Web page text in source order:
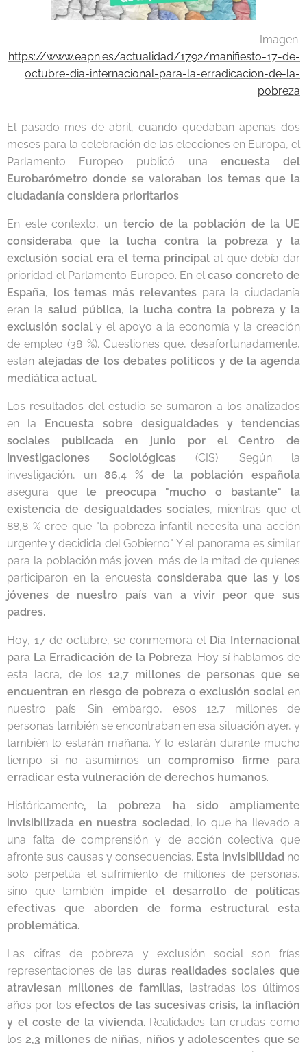
Imagen:
https://www.eapn.es/actualidad/1792/manifiesto-17-de-
octubre-dia-internacional-para-la-erradicacion-de-la-
pobreza
El pasado mes de abril, cuando quedaban apenas dos
meses para la celebración de las elecciones en Europa, el
Parlamento Europeo publicó una encuesta del
Eurobarómetro donde se valoraban los temas que la
ciudadanía considera prioritarios.
En este contexto, un tercio de la población de la UE
consideraba que la lucha contra la pobreza y la
exclusión social era el tema principal al que debía dar
prioridad el Parlamento Europeo. En el caso concreto de
España, los temas más relevantespara la ciudadanía
eran la salud pública, la lucha contra la pobreza y la
exclusión socialy el apoyo a la economía y la creación
de empleo (38 %). Cuestiones que, desafortunadamente,
están alejadas de los debates políticos y de la agenda
mediática actual.
Los resultados del estudio se sumaron a los analizados
en la Encuesta sobre desigualdades y tendencias
sociales publicada en junio por el Centro de
Investigaciones Sociológicas (CIS). Según la
investigación, un86,4 % de la población española
asegura que le preocupa "mucho o bastante" la
existencia de desigualdades sociales, mientras que el
88,8 % cree que "la pobreza infantil necesita una acción
urgente y decidida del Gobierno". Y el panorama es similar
para la población más joven: más de la mitad de quienes
participaron en la encuesta consideraba que las y los
jóvenes de nuestro país van a vivir peor que sus
padres.
Hoy, 17 de octubre, se conmemora el Día Internacional
para La Erradicación de la Pobreza. Hoy sí hablamos de
esta lacra, de los12,7 millones de personas que se
encuentran en riesgo de pobreza o exclusión social en
nuestro país. Sin embargo, esos 12,7 millones de
personas también se encontraban en esa situación ayer, y
también lo estarán mañana. Y lo estarán durante mucho
tiempo si no asumimos un compromiso firme para
erradicar esta vulneración de derechos humanos.
Históricamente, la pobreza ha sido ampliamente
invisibilizada en nuestra sociedad, lo que ha llevado a
una falta de comprensión y de acción colectiva que
afronte sus causas y consecuencias. Esta invisibilidadno
solo perpetúa el sufrimiento de millones de personas,
sino que también impide el desarrollo de políticas
efectivas que aborden de forma estructural esta
problemática.
Las cifras de pobreza y exclusión social son frías
representaciones de las duras realidades sociales que
atraviesan millones de familias, lastradas los últimos
años por los efectos de las sucesivas crisis, la inflación
y el coste de la vivienda.Realidades tan crudas como
los 2,3 millones de niñas, niños y adolescentes que se